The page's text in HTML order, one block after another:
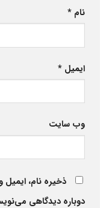
نام *
ایمیل *
وب‌ سایت
ذخیره نام،
دوباره دیدگاهی